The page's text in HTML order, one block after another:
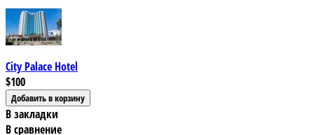
City Palace Hotel
$100
В закладки
В сравнение